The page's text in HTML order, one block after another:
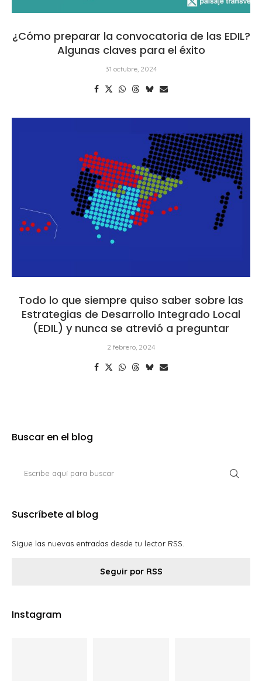
¿Cómo preparar la convocatoria de las EDIL?
Algunas claves para el éxito
31 octubre, 2024
Todo lo que siempre quiso saber sobre las
Estrategias de Desarrollo Integrado Local
(EDIL) y nunca se atrevió a preguntar
2 febrero, 2024
Buscar en el blog
Suscríbete al blog
Sigue las nuevas entradas desde tu lector RSS.
Seguir por RSS
Instagram